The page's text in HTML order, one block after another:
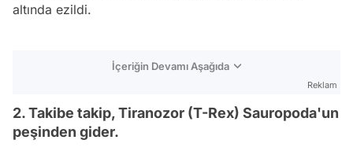
altında ezildi.
İçeriğin Devamı Aşağıda
Reklam
2. Takibe takip, Tiranozor (T-Rex) Sauropoda'un
peşinden gider.